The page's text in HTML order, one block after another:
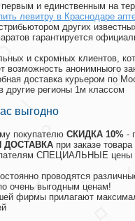
и единственным на
левитру в Краснодаре
других
гарантируется
и скромных клиентов,
возможность анонимныого
доставка курьером по
другие регионы 1м классом
выгодно
покупателю СКИДКА 10% -
ДОСТАВКА при заказе
СПЕЦИАЛЬНЫЕ цены
проводятся
очень выгодным ценам!
фирмы прилагают